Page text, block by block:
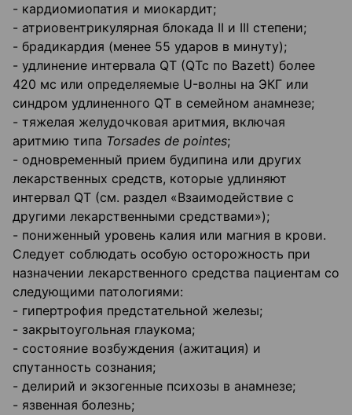
- кардиомиопатия и миокардит;
- атриовентрикулярная блокада II и III степени;
- брадикардия (менее 55 ударов в минуту);
- удлинение интервала QT (QTc по Bazett) более
420 мс или определяемые U-волны на ЭКГ или
синдром удлиненного QT в семейном анамнезе;
- тяжелая желудочковая аритмия, включая
аритмию типа Torsades de pointes;
- одновременный прием будипина или других
лекарственных средств, которые удлиняют
интервал QT (см. раздел «Взаимодействие с
другими лекарственными средствами»);
- пониженный уровень калия или магния в крови.
Следует соблюдать особую осторожность при
назначении лекарственного средства пациентам со
следующими патологиями:
- гипертрофия предстательной железы;
- закрытоугольная глаукома;
- состояние возбуждения (ажитация) и
спутанность сознания;
- делирий и экзогенные психозы в анамнезе;
- язвенная болезнь;